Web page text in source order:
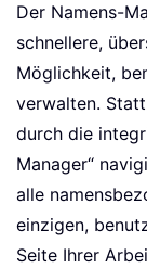
Der Namens-
schnellere,
Möglichkeit,
verwalten.
durch die
Manager“
alle
einzigen,
Seite Ihrer